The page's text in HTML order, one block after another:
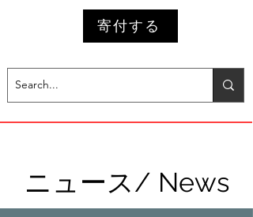
寄付する
ニュース/ News